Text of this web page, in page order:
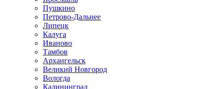
Пушкино
Петрово-Дальнее
Липецк
Калуга
Иваново
Тамбов
Архангельск
Великий Новгород
Вологда
Калининград